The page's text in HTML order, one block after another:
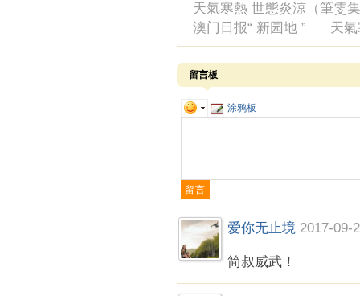
天氣寒熱 世態炎涼（筆雯
澳门日报“ 新园地 ” 天氣
留言板
涂鸦板
爱你无止境 2017-09-
简叔威武！